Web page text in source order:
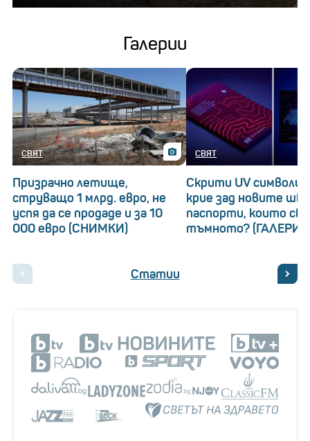
Галерии
СВЯТ
Призрачно летище,
струващо 1 млрд. евро, не
успя да се продаде и за 10
000 евро (СНИМКИ)
СВЯТ
Скрити UV символи:
крие зад новите
паспорти, които
тъмното?
Статии